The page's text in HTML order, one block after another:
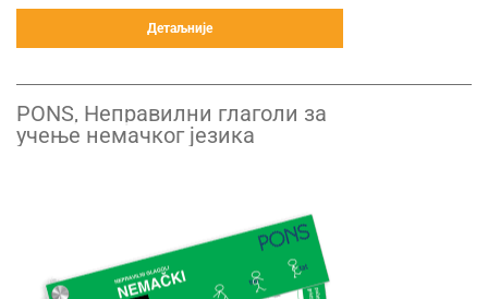
Детаљније
PONS, Неправилни глаголи за
учење немачког језика